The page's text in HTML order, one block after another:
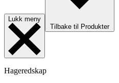
Lukk meny
Tilbake til Produkter
Hageredskap